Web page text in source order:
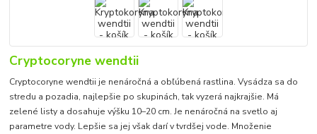
Cryptocoryne wendtii
Cryptocoryne wendtii je nenáročná a obľúbená rastlina. Vysádza sa do
stredu a pozadia, najlepšie po skupinách, tak vyzerá najkrajšie. Má
zelené listy a dosahuje výšku 10–20 cm. Je nenáročná na svetlo aj
parametre vody. Lepšie sa jej však darí v tvrdšej vode. Množenie